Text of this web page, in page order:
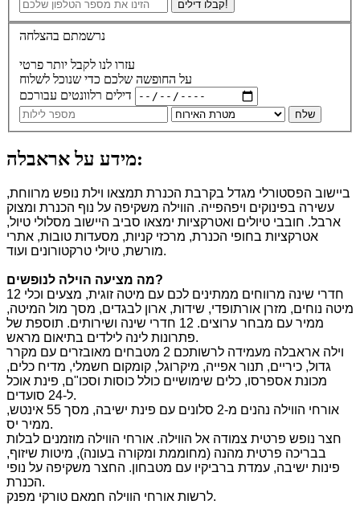
קבלו דילים!
נרשמתם בהצלחה
עזרו לנו לקבל יותר פרטי
על החופשה שלכם כדי שנוכל לשלוח
שלח
מידע על אראבלה:
ביישוב הפסטורלי מגדל בקרבת הכנרת תמצאו וילת נופש מרווחת,
עשירה בפינוקים ויפהפייה. הווילה משקיפה על נוף הכנרת ומצוק
ארבל. חובבי טיולים ואטרקציות ימצאו סביב היישוב מסלולי טיול,
אטרקציות בחופי הכנרת, מרכזי קניות, מסעדות טובות, אתרי
מורשת, טיולי טרקטורונים ועוד.
מה מציעה הוילה לנופשים?
12 חדרי שינה מרווחים ממתינים לכם עם מיטה זוגית, מצעים וכלי
מיטה נוחים, מזרן אורתופדי, שידות, ארון לבגדים, מסך מול המיטה,
ממיר עם מבחר ערוצים. 12 חדרי שינה ושירותים. תוספת של
פתרונות לינה לילדים בתיאום מראש.
וילה אראבלה מעמידה לרשותכם 2 מטבחים מאובזרים עם מקרר
גדול, כיריים, תנור אפייה, מיקרוגל, קומקום חשמלי, מדיח כלים,
מכונת אספרסו, כלים שימושיים כולל כוסות וסכו"ם, פינת אוכל
ל-24 סועדים.
אורחי הווילה נהנים מ-2 סלונים עם פינת ישיבה, מסך 55 אינטש,
ממיר יס.
חצר נופש פרטית צמודה אל הווילה. אורחי הווילה מוזמנים לבלות
בבריכה פרטית מהנה (מחוממת ומקורה בעונה), מיטות שיזוף,
פינות ישיבה, עמדת ברביקיו עם מטבחון. החצר משקיפה על נופי
הכנרת.
לרשות אורחי הווילה חמאם טורקי מפנק.